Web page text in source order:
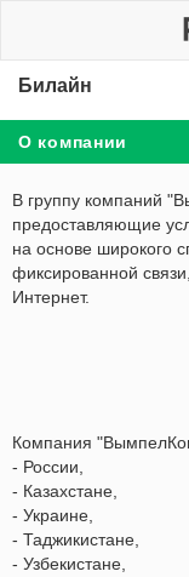
Билайн
О компании
В группу компаний
предоставляющие
на основе широкого
фиксированной
Интернет.
Компания
- России,
- Казахстане,
- Украине,
- Таджикистане,
- Узбекистане,